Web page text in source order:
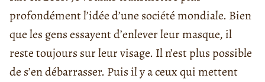
profondément l’idée d’une société mondiale. Bien
que les gens essayent d’enlever leur masque, il
reste toujours sur leur visage. Il n’est plus possible
de s’en débarrasser. Puis il y a ceux qui mettent